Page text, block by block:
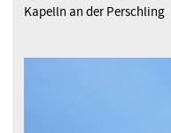
Kapelln an der Perschling